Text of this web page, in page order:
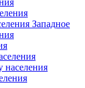
Западное
населения